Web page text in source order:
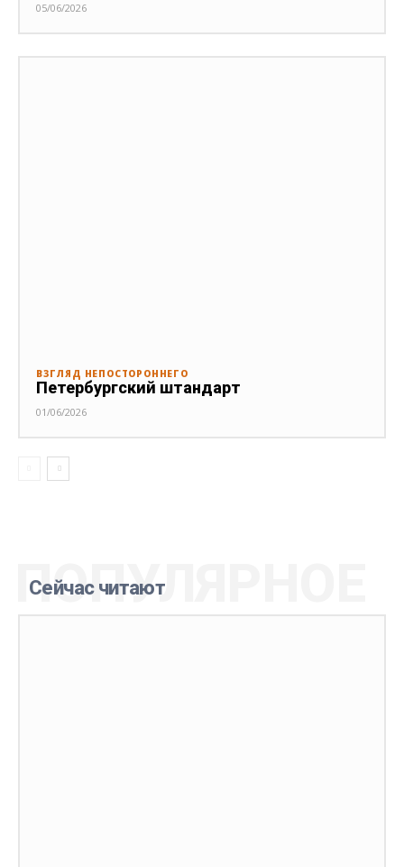
05/06/2026
ВЗГЛЯД НЕПОСТОРОННЕГО
Петербургский штандарт
01/06/2026
Сейчас читают
ПОПУЛЯРНОЕ